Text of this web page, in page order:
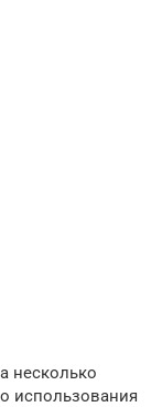
несколько
использования